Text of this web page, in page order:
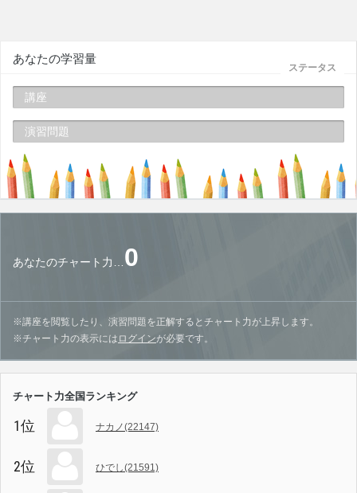
ステータス
あなたの学習量
講座
演習問題
あなたのチャート力…0
※講座を閲覧したり、演習問題を正解するとチャート力が上昇します。
※チャート力の表示には ログインが必要です。
チャート力全国ランキング
1位 ナカノ(22147)
2位 ひでし(21591)